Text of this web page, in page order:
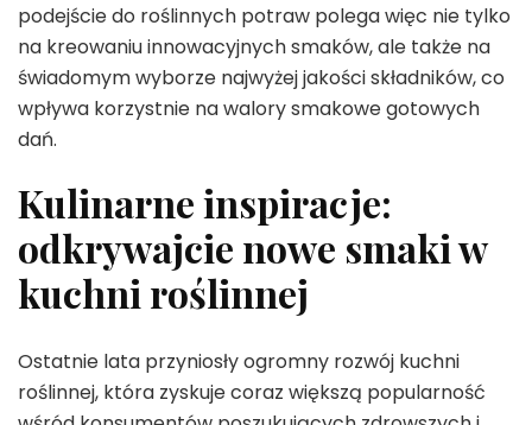
podejście do roślinnych potraw polega więc nie tylko
na kreowaniu innowacyjnych smaków, ale także na
świadomym wyborze najwyżej jakości składników, co
wpływa korzystnie na walory smakowe gotowych
dań.
Kulinarne inspiracje:
odkrywajcie nowe smaki w
kuchni roślinnej
Ostatnie lata przyniosły ogromny rozwój kuchni
roślinnej, która zyskuje coraz większą popularność